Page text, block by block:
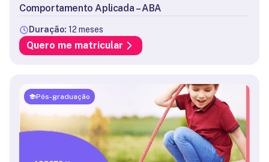
Comportamento Aplicada – ABA
Duração: 12 meses
Quero me matricular
Pós-graduação